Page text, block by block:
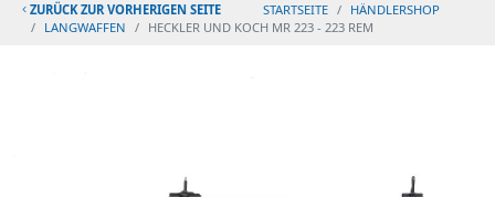
ZURÜCK ZUR VORHERIGEN SEITE STARTSEITE
HÄNDLERSHOP
LANGWAFFEN
HECKLER UND KOCH MR 223 - 223 REM